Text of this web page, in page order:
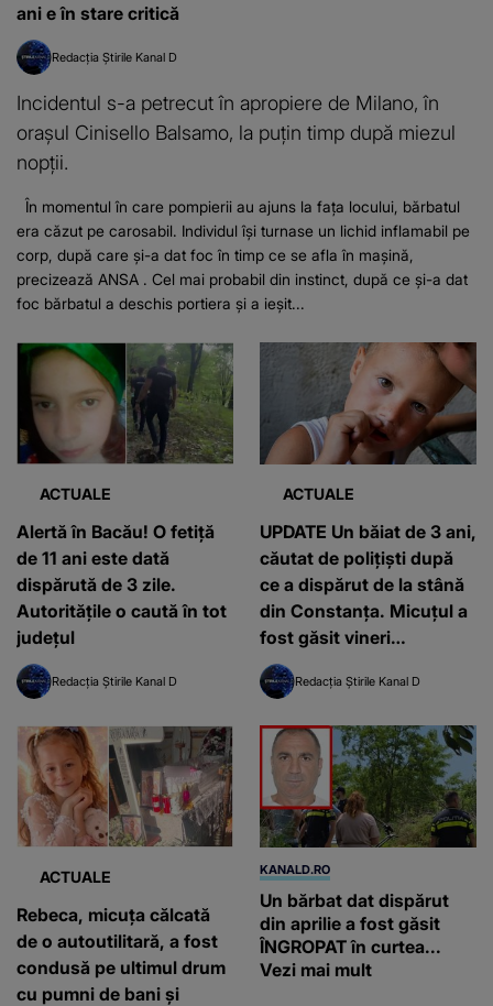
ani e în stare critică
Redacția Știrile Kanal D
Incidentul s-a petrecut în apropiere de Milano, în
orașul Cinisello Balsamo, la puțin timp după miezul
nopții.
În momentul în care pompierii au ajuns la fața locului, bărbatul
era căzut pe carosabil. Individul își turnase un lichid inflamabil pe
corp, după care și-a dat foc în timp ce se afla în mașină,
precizează ANSA . Cel mai probabil din instinct, după ce și-a dat
foc bărbatul a deschis portiera și a ieșit...
ACTUALE
Alertă în Bacău! O fetiță
de 11 ani este dată
dispărută de 3 zile.
Autoritățile o caută în tot
județul
Redacția Știrile Kanal D
ACTUALE
UPDATE Un băiat de 3 ani,
căutat de polițiști după
ce a dispărut de la stână
din Constanța. Micuțul a
fost găsit vineri
dimineața
Redacția Știrile Kanal D
ACTUALE
Rebeca, micuța călcată
de o autoutilitară, a fost
condusă pe ultimul drum
cu pumni de bani și
KANALD.RO
Un bărbat dat dispărut
din aprilie a fost găsit
ÎNGROPAT în curtea...
Vezi mai mult